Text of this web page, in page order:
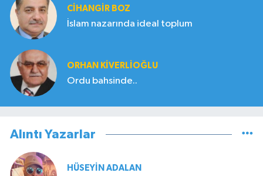
CIHANGIR BOZ
İslam nazarında ideal toplum
ORHAN KIVERLIOĞLU
Ordu bahsinde..
Alıntı Yazarlar
HÜSEYIN ADALAN